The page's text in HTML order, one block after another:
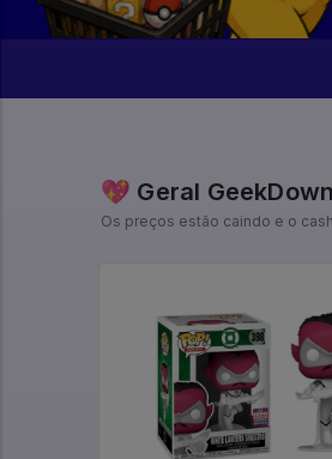
💖 Geral GeekDown
Os preços estão caindo e o